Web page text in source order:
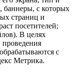
баннеры, с которых
страниц и
посетителей;
В целях
с
Метрика.